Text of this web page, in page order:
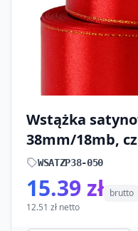
Wstążka
38mm/18mb,
WSATZP38-050
15.39 zł brutto
12.51 zł netto